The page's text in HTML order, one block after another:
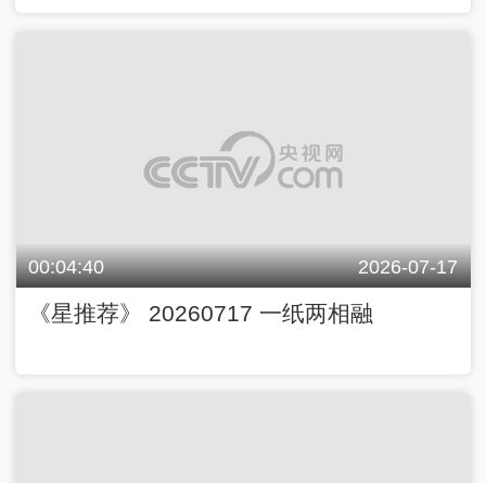
00:04:40 2026-07-17
《星推荐》 20260717 一纸两相融